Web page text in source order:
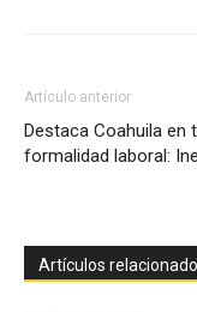
Artículo anterior
Destaca Coahuila en
formalidad laboral:
Artículos